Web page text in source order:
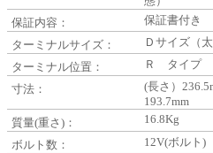
保証内容：
保証書付き
ターミナルサイズ：
Ｄサイズ（太
ターミナル位置：
Ｒ タイプ
寸法：
(長さ）
193.7mm
質量(重さ)：
16.8Kg
ボルト数：
12V(ボルト)